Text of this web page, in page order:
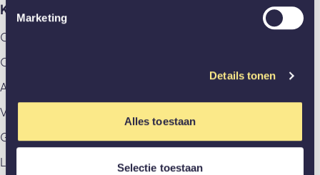
Marketing
Details tonen
Alles toestaan
Selectie toestaan
Klantenservice
Contact
Offerte aanvragen
Afspraak aan huis maken
Veelgestelde vragen
GewoonZeker
Levering & betaling